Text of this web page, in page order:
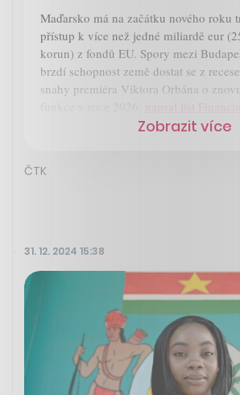
Maďarsko má na začátku nového roku
přístup k více než jedné miliardě eur
korun) z fondů EU. Spory mezi
brzdí schopnost země dostat se z
snahy premiéra Viktora Orbána o
napsal list
Zobrazit více
ČTK
31. 12. 2024 15:38